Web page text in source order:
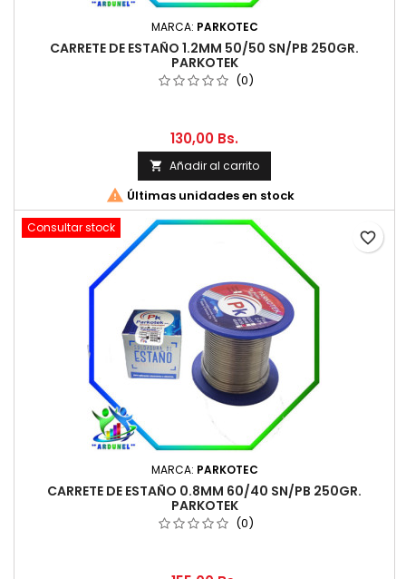
MARCA: PARKOTEC
CARRETE DE ESTAÑO 1.2MM 50/50 SN/PB 250GR.
PARKOTEK
(0)
130,00 Bs.
 Añadir al carrito
 Últimas unidades en stock
Consultar stock
MARCA: PARKOTEC
CARRETE DE ESTAÑO 0.8MM 60/40 SN/PB 250GR.
PARKOTEK
(0)
favorite_border